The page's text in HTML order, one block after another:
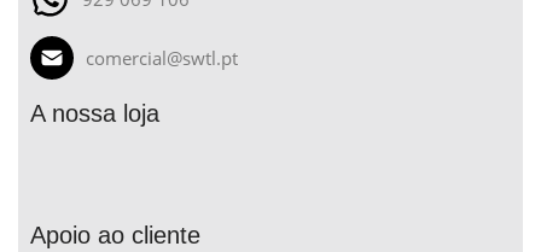
comercial@swtl.pt
A nossa loja
Apoio ao cliente